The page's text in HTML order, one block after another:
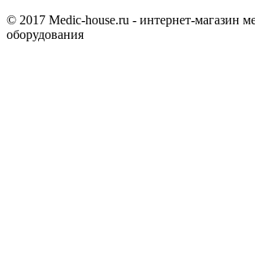
© 2017 Medic-house.ru - интернет-магазин
оборудования